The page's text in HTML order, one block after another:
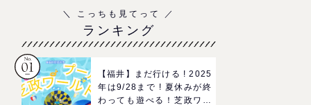
ランキング
【福井】まだ行ける ! 2025
年は9/28まで ! 夏休みが終
わっても遊べる！芝政ワー